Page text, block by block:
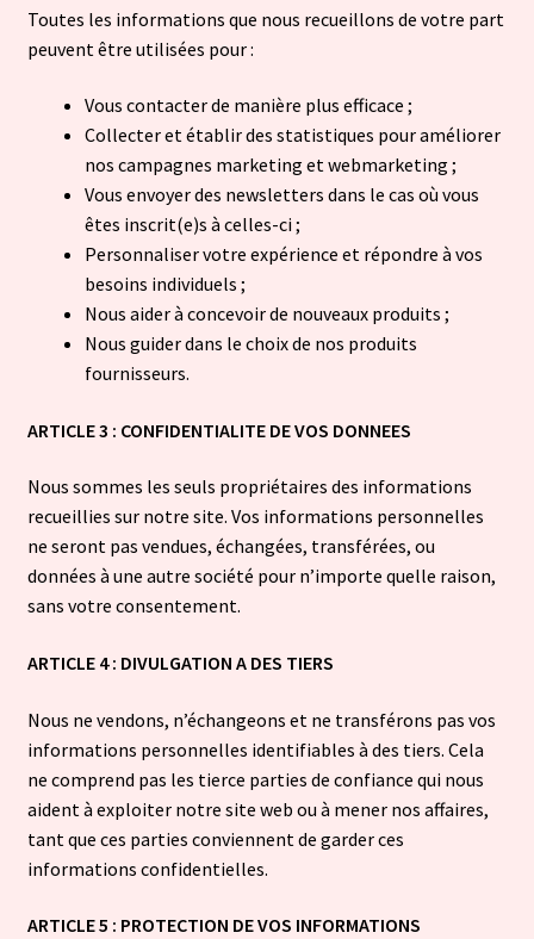
Toutes les informations que nous recueillons de votre part
peuvent être utilisées pour :
Vous contacter de manière plus efficace ;
Collecter et établir des statistiques pour améliorer
nos campagnes marketing et webmarketing ;
Vous envoyer des newsletters dans le cas où vous
êtes inscrit(e)s à celles-ci ;
Personnaliser votre expérience et répondre à vos
besoins individuels ;
Nous aider à concevoir de nouveaux produits ;
Nous guider dans le choix de nos produits
fournisseurs.
ARTICLE 3 : CONFIDENTIALITE DE VOS DONNEES
Nous sommes les seuls propriétaires des informations
recueillies sur notre site. Vos informations personnelles
ne seront pas vendues, échangées, transférées, ou
données à une autre société pour n’importe quelle raison,
sans votre consentement.​
ARTICLE 4 : DIVULGATION A DES TIERS
Nous ne vendons, n’échangeons et ne transférons pas vos
informations personnelles identifiables à des tiers. Cela
ne comprend pas les tierce parties de confiance qui nous
aident à exploiter notre site web ou à mener nos affaires,
tant que ces parties conviennent de garder ces
informations confidentielles.​
ARTICLE 5 : PROTECTION DE VOS INFORMATIONS